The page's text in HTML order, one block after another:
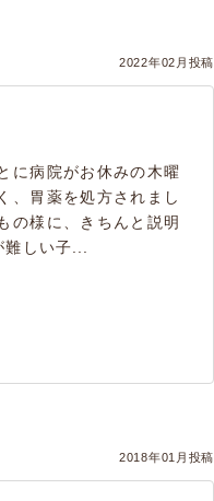
2022年02月投稿
に病院がお休みの木曜
、胃薬を処方されまし
の様に、きちんと説明
しい子...
2018年01月投稿